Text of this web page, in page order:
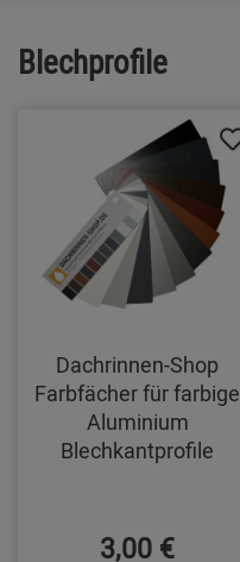
Blechprofile
Dachrinnen-Shop
Farbfächer für farbige
Aluminium
Blechkantprofile
3,00 €